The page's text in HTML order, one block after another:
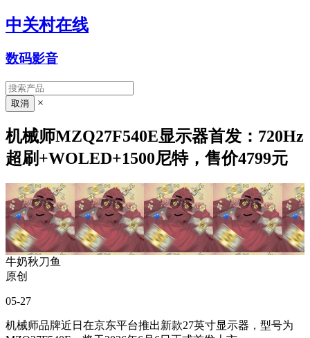
中关村在线
数码影音
×
机械师MZQ27F540E显示器首发：720Hz
超刷+WOLED+1500尼特，售价4799元
牛奶秋刀鱼
原创
05-27
机械师品牌近日在京东平台推出新款27英寸显示器，型号为